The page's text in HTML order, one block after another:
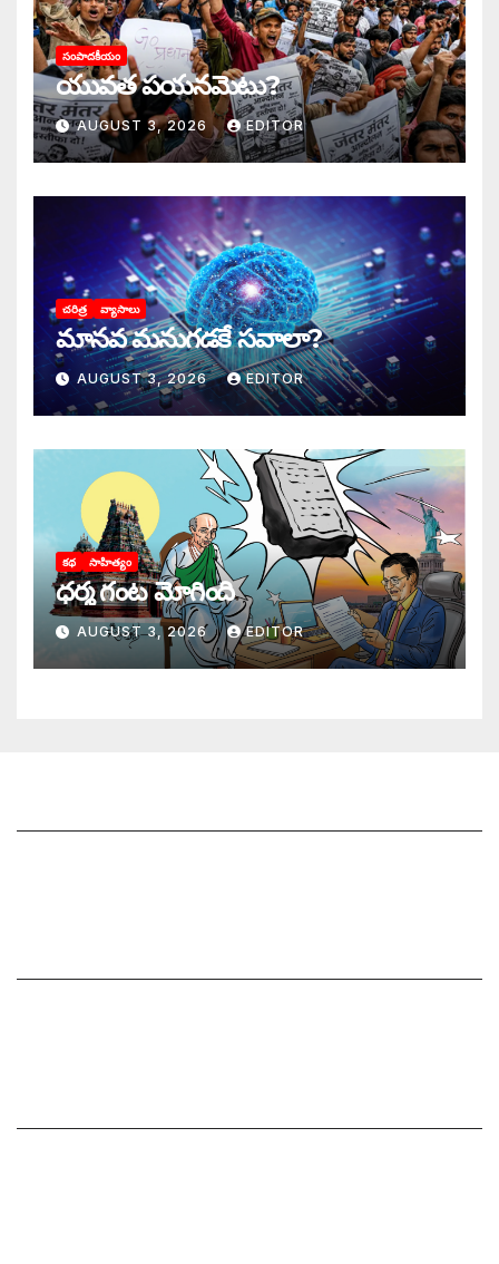
సంపాదకీయం
యువత పయనమెటు?
AUGUST 3, 2026 EDITOR
చరిత్ర వ్యాసాలు
మానవ మనుగడకే సవాలా?
AUGUST 3, 2026 EDITOR
కథ సాహిత్యం
ధర్మ గంట మోగింది
AUGUST 3, 2026 EDITOR